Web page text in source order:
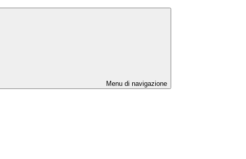
Menu di navigazione